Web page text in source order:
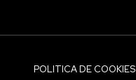
POLITICA DE COOKIES